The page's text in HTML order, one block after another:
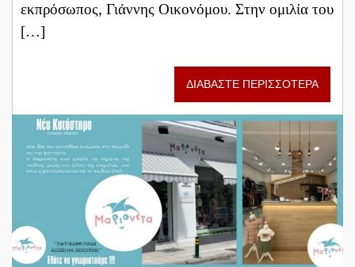
εκπρόσωπος, Γιάννης Οικονόμου. Στην ομιλία του
[…]
ΔΙΑΒΑΣΤΕ ΠΕΡΙΣΣΟΤΕΡΑ